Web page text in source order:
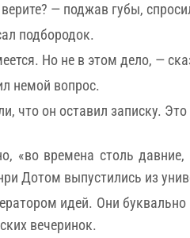
— поджав губы,
подбородок.
Но не в этом дело, —
немой вопрос.
что он оставил записку. Это
«во времена столь
Дотом выпустились из
идей. Они
вечеринок.